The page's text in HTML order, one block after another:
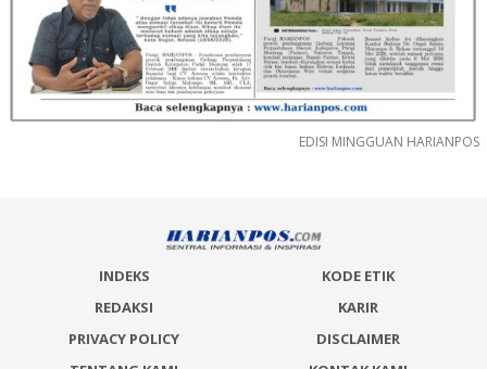
EDISI MINGGUAN HARIANPOS
INDEKS
KODE ETIK
REDAKSI
KARIR
PRIVACY POLICY
DISCLAIMER